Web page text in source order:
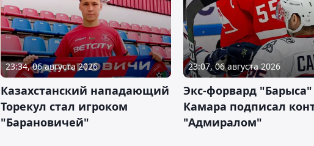
23:34, 06 августа 2026
Казахстанский нападающий
Торекул стал игроком
"Барановичей"
23:07, 06 августа 2026
Экс-форвард "Барыса"
Камара подписал
"Адмиралом"